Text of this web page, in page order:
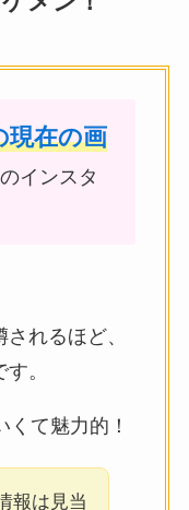
現在の画
インスタ
れるほど、
。
て魅力的！
報は見当